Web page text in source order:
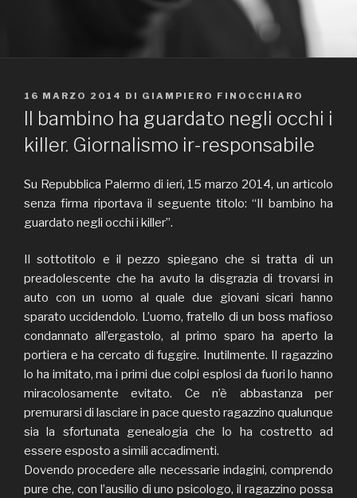
PUBBLICATO
IL
16 MARZO 2014 DI GIAMPIERO FINOCCHIARO
Il bambino ha guardato negli occhi i
killer. Giornalismo ir-responsabile
Su Repubblica Palermo di ieri, 15 marzo 2014, un articolo
senza firma riportava il seguente titolo: “Il bambino ha
guardato negli occhi i killer”.
Il sottotitolo e il pezzo spiegano che si tratta di un
preadolescente che ha avuto la disgrazia di trovarsi in
auto con un uomo al quale due giovani sicari hanno
sparato uccidendolo. L’uomo, fratello di un boss mafioso
condannato all’ergastolo, al primo sparo ha aperto la
portiera e ha cercato di fuggire. Inutilmente. Il ragazzino
lo ha imitato, ma i primi due colpi esplosi da fuori lo hanno
miracolosamente evitato. Ce n’è abbastanza per
premurarsi di lasciare in pace questo ragazzino qualunque
sia la sfortunata genealogia che lo ha costretto ad
essere esposto a simili accadimenti.
Dovendo procedere alle necessarie indagini, comprendo
pure che, con l’ausilio di uno psicologo, il ragazzino possa